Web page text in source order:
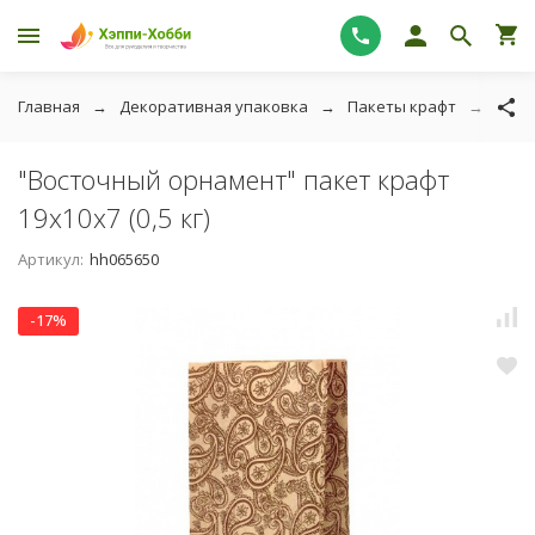
Главная Декоративная упаковка Пакеты крафт
"Восточный орнамент" пакет крафт
19х10х7 (0,5 кг)
Артикул: hh065650
-17%